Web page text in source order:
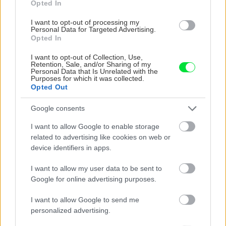
Opted In
I want to opt-out of processing my
Personal Data for Targeted Advertising.
Opted In
I want to opt-out of Collection, Use,
Retention, Sale, and/or Sharing of my
Personal Data that Is Unrelated with the
Purposes for which it was collected.
Opted Out
Google consents
I want to allow Google to enable storage
related to advertising like cookies on web or
device identifiers in apps.
I want to allow my user data to be sent to
Google for online advertising purposes.
I want to allow Google to send me
personalized advertising.
miestnosti s relatívnou vlhkosťou do 70 %.
Bežne sa však cibuľa skladuje pri teplote od 0
do 2 °C aj do 75 % relatívnej vlhkosti. Suchú
vňať môžeme odrezať asi 5 cm od cibule
a skladovať ju vo vreciach, na policiach,
debnách. V sklade vydrží 5 až 8 mesiacov.
Neskladujeme ju však tam, kde by jej pachom
zakladajú pri teplotách 0 až 16 °C. Cibuľa
uskladnená pri 0°C a nad teplotou 16 °C po
cibuľa, v sklade vydrží až 2 roky.